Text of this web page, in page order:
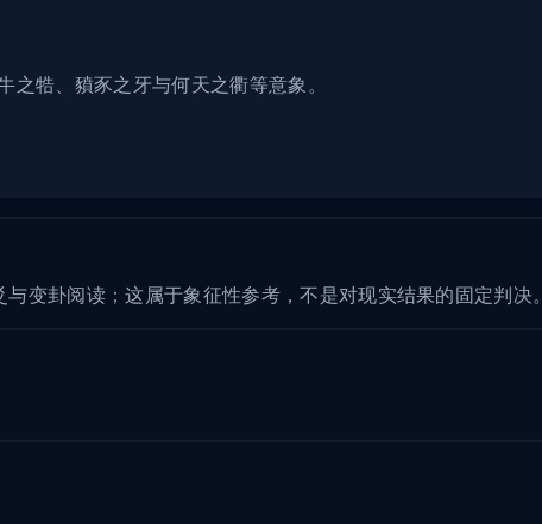
牿、豶豕之牙与何天之衢等意象。
变卦阅读；这属于象征性参考，不是对现实结果的固定判决。